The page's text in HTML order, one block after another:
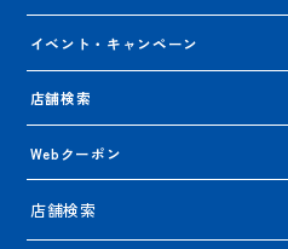
イベント・キャンペーン
店舗検索
Webクーポン
店舗検索